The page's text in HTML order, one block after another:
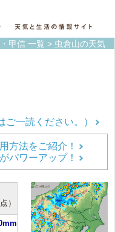
甲信 一覧 > 虫倉山の天気
一読ください。）
方法をご紹介！
パワーアップ！
）